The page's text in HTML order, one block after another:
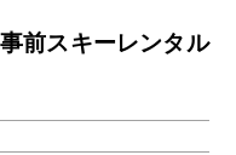
前スキーレンタル